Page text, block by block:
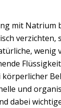
mit Natrium
verzichten,
wenig
und
dabei